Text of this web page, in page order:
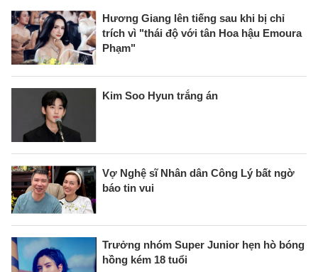
Hương Giang lên tiếng sau khi bị chỉ
trích vì "thái độ với tân Hoa hậu Emoura
Phạm"
Kim Soo Hyun trắng án
Vợ Nghệ sĩ Nhân dân Công Lý bất ngờ
báo tin vui
Trưởng nhóm Super Junior hẹn hò bóng
hồng kém 18 tuổi